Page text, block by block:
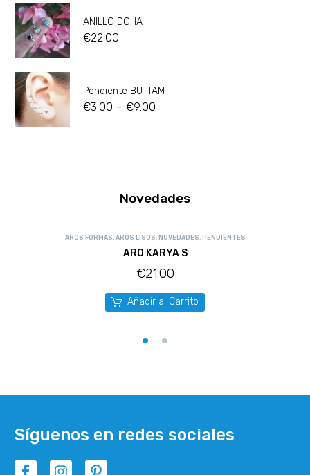
ANILLO DOHA
€22.00
Pendiente BUTTAM
€3.00 - €9.00
Novedades
AROS FORMAS, AROS LISOS, NOVEDADES, PENDIENTES
ARO KARYA S
€21.00
Añadir al Carrito
Síguenos en redes sociales